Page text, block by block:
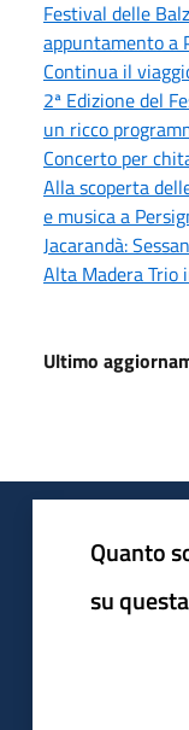
Festival delle
appuntamento a
Continua il
2ª Edizione del
un ricco
Concerto per
Alla scoperta
e musica a
Jacarandà:
Alta Madera Trio
Ultimo
Quanto
su